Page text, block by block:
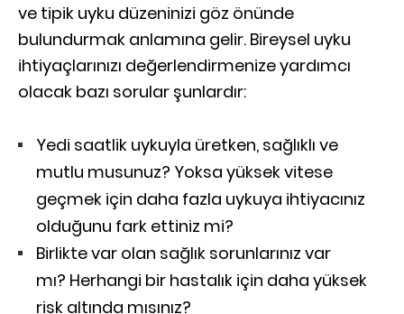
ve tipik uyku düzeninizi göz önünde
bulundurmak anlamına gelir. Bireysel uyku
ihtiyaçlarınızı değerlendirmenize yardımcı
olacak bazı sorular şunlardır:
Yedi saatlik uykuyla üretken, sağlıklı ve
mutlu musunuz? Yoksa yüksek vitese
geçmek için daha fazla uykuya ihtiyacınız
olduğunu fark ettiniz mi?
Birlikte var olan sağlık sorunlarınız var
mı? Herhangi bir hastalık için daha yüksek
risk altında mısınız?